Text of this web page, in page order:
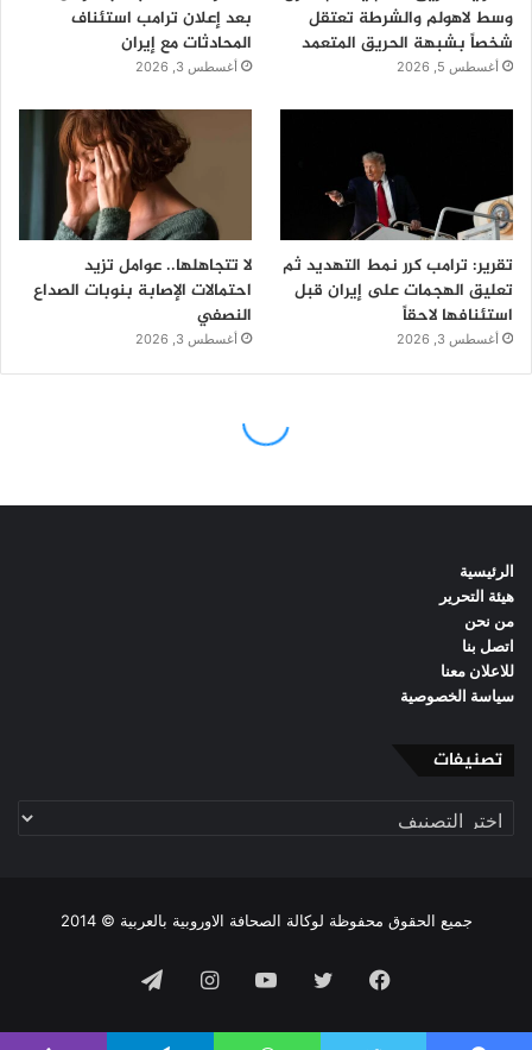
الرئيسية
هيئة التحرير
من نحن
اتصل بنا
للاعلان معنا
سياسة الخصوصية
تصنيفات
تصنيفات
جميع الحقوق محفوظة لوكالة الصحافة الاوروبية بالعربية © 2014
فيسبوك تويتر يوتيوبانستقرامتيلقرام